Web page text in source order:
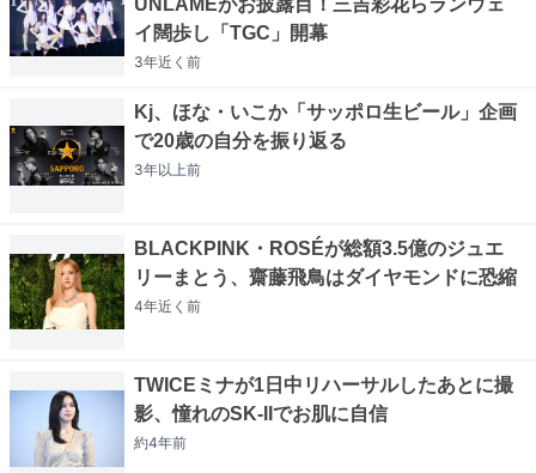
イ闊歩し「TGC」開幕
3年近く 前
Kj、ほな・いこか「サッポロ生ビール」企画
で20歳の自分を振り返る
3年以上前
BLACKPINK・ROSÉが総額3.5億のジュエ
リーまとう、齋藤飛鳥はダイヤモンドに恐縮
4年近く 前
TWICEミナが1日中リハーサルしたあとに撮
影、憧れのSK-IIでお肌に自信
約4年前